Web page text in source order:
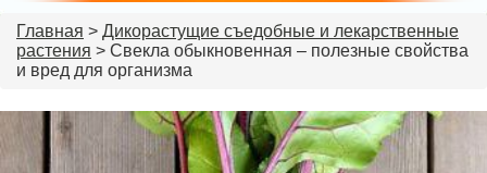
Главная > Дикорастущие съедобные и лекарственные
растения > Свекла обыкновенная – полезные свойства
и вред для организма